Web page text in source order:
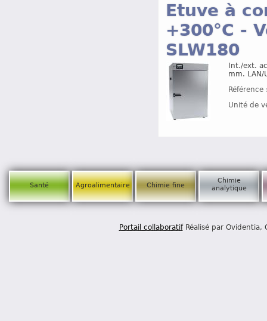
Etuve à
+300°C -
SLW180
Int./ext.
mm. LAN/
Unité de
Santé Agroalimentaire Chimie fine
Chimie
analytique
Portail collaboratifRéalisé par Ovidentia,